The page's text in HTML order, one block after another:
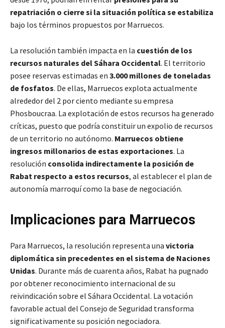
repatriación o cierre si la situación política se estabiliza
bajo los términos propuestos por Marruecos.
La resolución también impacta en la cuestión de los
recursos naturales del Sáhara Occidental. El territorio
posee reservas estimadas en 3.000 millones de toneladas
de fosfatos. De ellas, Marruecos explota actualmente
alrededor del 2 por ciento mediante su empresa
Phosboucraa. La explotación de estos recursos ha generado
críticas, puesto que podría constituir un expolio de recursos
de un territorio no autónomo. Marruecos obtiene
ingresos millonarios de estas exportaciones. La
resolución consolida indirectamente la posición de
Rabat respecto a estos recursos, al establecer el plan de
autonomía marroquí como la base de negociación.
Implicaciones para Marruecos
Para Marruecos, la resolución representa una victoria
diplomática sin precedentes en el sistema de Naciones
Unidas. Durante más de cuarenta años, Rabat ha pugnado
por obtener reconocimiento internacional de su
reivindicación sobre el Sáhara Occidental. La votación
favorable actual del Consejo de Seguridad transforma
significativamente su posición negociadora.